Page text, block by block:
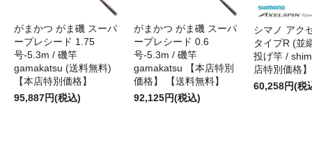
がまかつ がま磯 スーパ
ープレシード 1.75
号-5.3m / 磯竿
gamakatsu (送料無料)
【本店特別価格】
95,887円(税込)
がまかつ がま磯 スーパ
ープレシード 0.6
号-5.3m / 磯竿
gamakatsu 【本店特別
価格】 【送料無料】
92,125円(税込)
シマノ アク
タイプR (並
投げ竿 /
店特別価格】
60,258円(税